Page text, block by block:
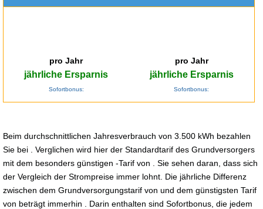
pro Jahr
jährliche Ersparnis
Sofortbonus:
pro Jahr
jährliche Ersparnis
Sofortbonus:
Beim durchschnittlichen Jahresverbrauch von 3.500 kWh bezahlen
Sie bei . Verglichen wird hier der Standardtarif des Grundversorgers
mit dem besonders günstigen -Tarif von . Sie sehen daran, dass sich
der Vergleich der Strompreise immer lohnt. Die jährliche Differenz
zwischen dem Grundversorgungstarif von und dem günstigsten Tarif
von beträgt immerhin . Darin enthalten sind Sofortbonus, die jedem